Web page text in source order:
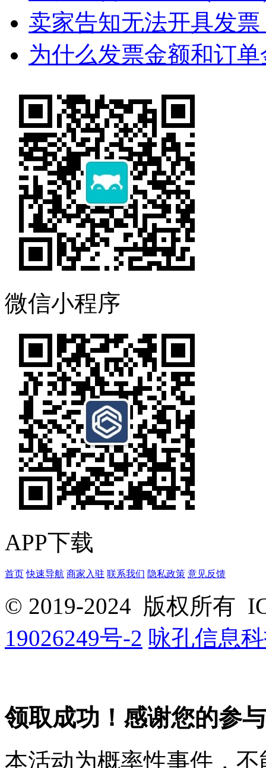
卖家告知无法开具发
为什么发票金额和订
微信小程序
APP下载
首页 快速导航 商家入驻 联系我们 隐私政策 意见反馈
© 2019-2024 版权所有
19026249号-2 咏孔信息
领取成功！感谢您的参
本活动为概率性事件，